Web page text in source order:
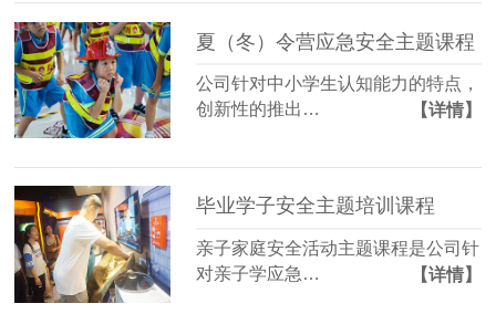
夏（冬）令营应急安全主题课程
公司针对中小学生认知能力的特点，
创新性的推出…
【详情】
毕业学子安全主题培训课程
亲子家庭安全活动主题课程是公司针
对亲子学应急…
【详情】